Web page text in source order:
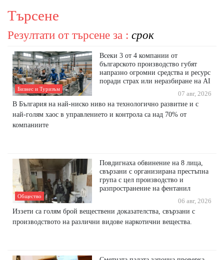
Търсене
Резултати от търсене за : срок
Бизнес и Туризъм
Всеки 3 от 4 компании от
българското производство губят
напразно огромни средства и ресурс
поради страх или неразбиране на AI
07 авг, 2026
В България на най-ниско ниво на технологично развитие и с
най-голям хаос в управлението и контрола са над 70% от
компаниите
Общество
Повдигнаха обвинение на 8 лица,
свързани с организирана престъпна
група с цел производство и
разпространение на фентанил
06 авг, 2026
Иззети са голям брой веществени доказателства, свързани с
производството на различни видове наркотични вещества.